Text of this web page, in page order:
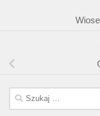
Szukaj: